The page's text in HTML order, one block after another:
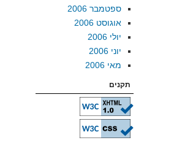
ספטמבר 2006
אוגוסט 2006
יולי 2006
יוני 2006
מאי 2006
תקנים